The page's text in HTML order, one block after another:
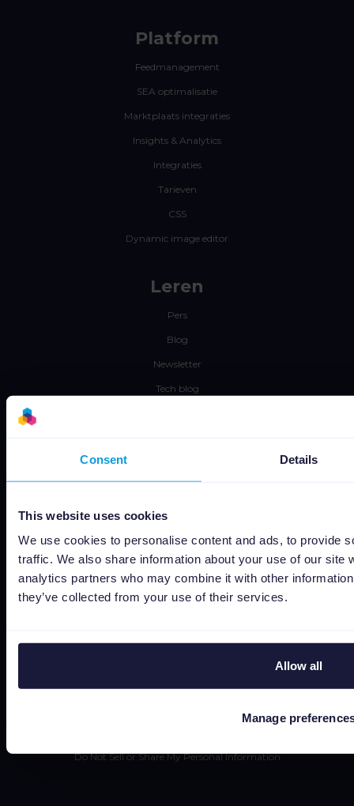
Consent Details
This website uses cookies
We use cookies to personalise content and ads, to provide
traffic. We also share information about your use of our site
analytics partners who may combine it with other
they’ve collected from your use of their services.
Allow all
Manage
Platform
Feedmanagement
SEA optimalisatie
Marktplaats integraties
Insights & Analytics
Integraties
Tarieven
CSS
Dynamic image editor
Leren
Pers
Blog
Newsletter
Tech blog
Resources
Werken bij
Status
Algemene voorwaarden
Bug bounty
Do Not Sell or Share My Personal Information